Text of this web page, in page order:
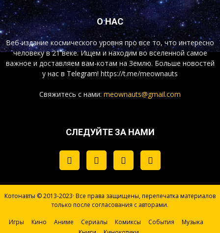
О НАС
Веб-издание космического уровня про все то, что интересно
человеку в 21 веке. Ищем и находим во вселенной самое
важное и доставляем вам-котам на Землю. Больше новостей
у нас в Telegram! https://t.me/meownauts
Свяжитесь с нами: meownauts@gmail.com
СЛЕДУЙТЕ ЗА НАМИ
Котонавты © 2013-2023· Все права защищены, перепечатка материалов
только после согласования с авторами.
Игры Кино Аниме Сериалы Комиксы События
Музыка